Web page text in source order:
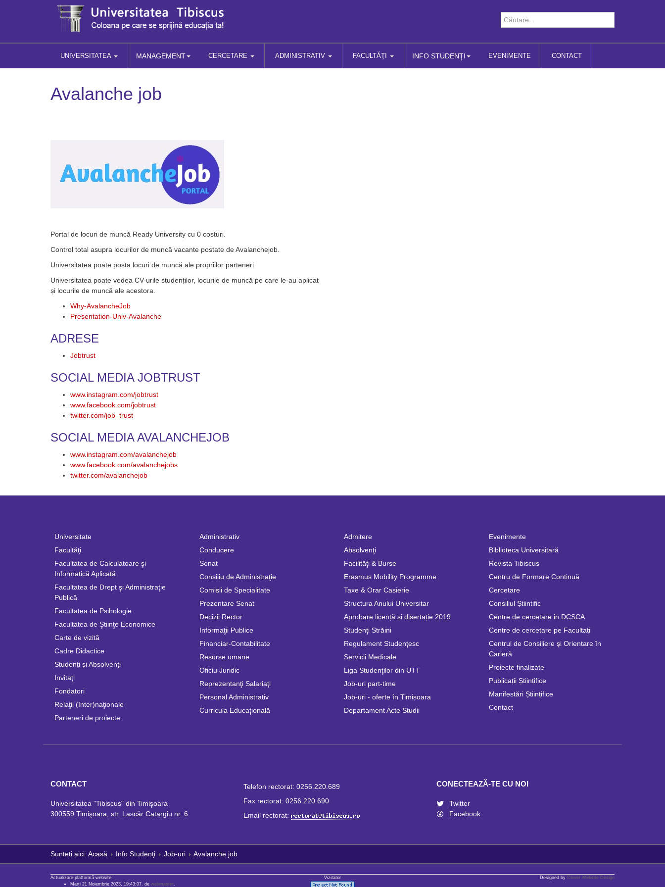
UNIVERSITATEA MANAGEMENT CERCETARE ADMINISTRATIV FACULTĂŢI INFO STUDENŢI EVENIMENTE CONTACT
Avalanche job
Portal de locuri de muncă Ready University cu 0 costuri.
Control total asupra locurilor de muncă vacante postate de Avalanchejob.
Universitatea poate posta locuri de muncă ale propriilor parteneri.
Universitatea poate vedea CV-urile studenților, locurile de muncă pe care le-au aplicat
și locurile de muncă ale acestora.
Why-AvalancheJob
Presentation-Univ-Avalanche
ADRESE
Jobtrust
SOCIAL MEDIA JOBTRUST
www.instagram.com/jobtrust
www.facebook.com/jobtrust
twitter.com/job_trust
SOCIAL MEDIA AVALANCHEJOB
www.instagram.com/avalanchejob
www.facebook.com/avalanchejobs
twitter.com/avalanchejob
Universitate
Facultăţi
Facultatea de Calculatoare şi
Informatică Aplicată
Facultatea de Drept şi Administraţie
Publică
Facultatea de Psihologie
Facultatea de Ştiinţe Economice
Carte de vizită
Cadre Didactice
Studenți și Absolvenți
Invitaţi
Fondatori
Relaţii (Inter)naţionale
Parteneri de proiecte
Administrativ
Conducere
Senat
Consiliu de Administraţie
Comisii de Specialitate
Prezentare Senat
Decizii Rector
Informaţii Publice
Financiar-Contabilitate
Resurse umane
Oficiu Juridic
Reprezentanţi Salariaţi
Personal Administrativ
Curricula Educaţională
Admitere
Absolvenţi
Facilităţi & Burse
Erasmus Mobility Programme
Taxe & Orar Casierie
Structura Anului Universitar
Aprobare licență și disertație 2019
Studenţi Străini
Regulament Studenţesc
Servicii Medicale
Liga Studenţilor din UTT
Job-uri part-time
Job-uri - oferte în Timișoara
Departament Acte Studii
Evenimente
Biblioteca Universitară
Revista Tibiscus
Centru de Formare Continuă
Cercetare
Consiliul Știintific
Centre de cercetare in DCSCA
Centre de cercetare pe Facultați
Centrul de Consiliere și Orientare în
Carieră
Proiecte finalizate
Publicații Științifice
Manifestări Științifice
Contact
CONTACT
Universitatea "Tibiscus" din Timişoara
300559 Timişoara, str. Lascăr Catargiu nr. 6
Telefon rectorat: 0256.220.689
Fax rectorat: 0256.220.690
Email rectorat:
CONECTEAZĂ-TE CU NOI
Twitter
Facebook
Sunteți aici: Acasă Info Studenţi Job-uri Avalanche job
Actualizare platformă website
Marți 21 Noiembrie 2023, 19:43:07. de webmaster.
Vizitator Designed by Clever Website Design